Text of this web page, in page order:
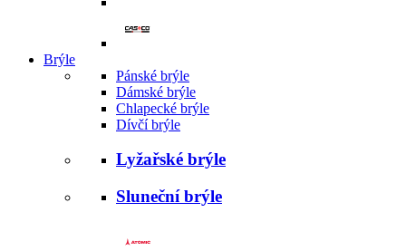
Brýle
Pánské brýle
Dámské brýle
Chlapecké brýle
Dívčí brýle
Lyžařské brýle
Sluneční brýle